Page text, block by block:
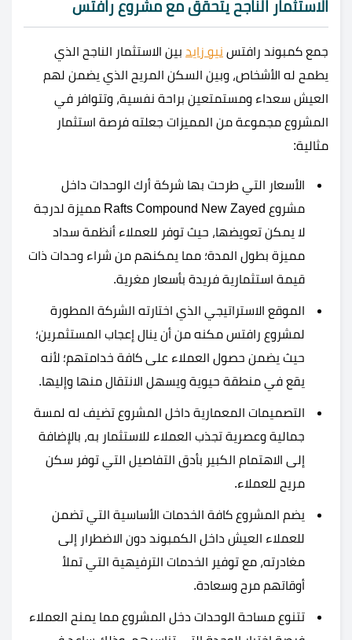
الاستثمار الناجح يتحقق مع مشروع رافتس
جمع كمبوند رافتس نيو زايد بين الاستثمار الناجح الذي
يطمح له الأشخاص، وبين السكن المريح الذي يضمن لهم
العيش سعداء ومستمتعين براحة نفسية، وتتوافر في
المشروع مجموعة من المميزات جعلته فرصة استثمار
مثالية:
الأسعار التي طرحت بها شركة أرك الوحدات داخل
مشروع Rafts Compound New Zayed مميزة لدرجة
لا يمكن تعويضها، حيث توفر للعملاء أنظمة سداد
مميزة بطول المدة؛ مما يمكنهم من شراء وحدات ذات
قيمة استثمارية فريدة بأسعار مغرية.
الموقع الاستراتيجي الذي اختارته الشركة المطورة
لمشروع رافتس مكنه من أن ينال إعجاب المستثمرين؛
حيث يضمن حصول العملاء على كافة خدامتهم؛ لأنه
يقع في منطقة حيوية ويسهل الانتقال منها وإليها.
التصميمات المعمارية داخل المشروع تضيف له لمسة
جمالية وعصرية تجذب العملاء للاستثمار به، بالإضافة
إلى الاهتمام الكبير بأدق التفاصيل التي توفر سكن
مريح للعملاء.
يضم المشروع كافة الخدمات الأساسية التي تضمن
للعملاء العيش داخل الكمبوند دون الاضطرار إلى
مغادرته، مع توفير الخدمات الترفيهية التي تملأ
أوقاتهم مرح وسعادة.
تتنوع مساحة الوحدات دخل المشروع مما يمنح العملاء